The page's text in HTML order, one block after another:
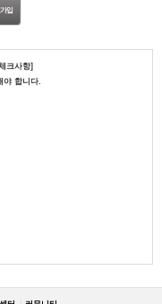
입
크사항]
야 합니다.